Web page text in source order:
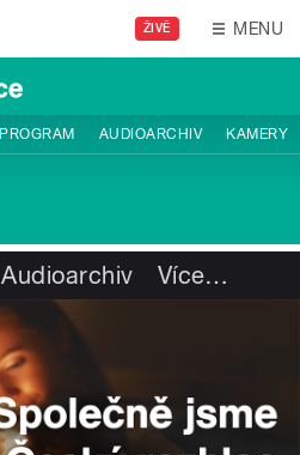
ŽIVĚ MENU
PROGRAM AUDIOARCHIV KAMERY
Audioarchiv Více…